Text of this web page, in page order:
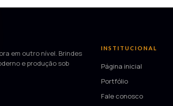
em outro nível. Brindes
e produção sob
INSTITUCIONAL
Página inicial
Portfólio
Fale conosco